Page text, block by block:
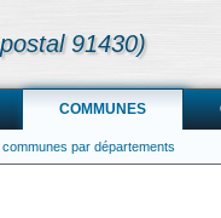
91430)
COMMUNES
par départements